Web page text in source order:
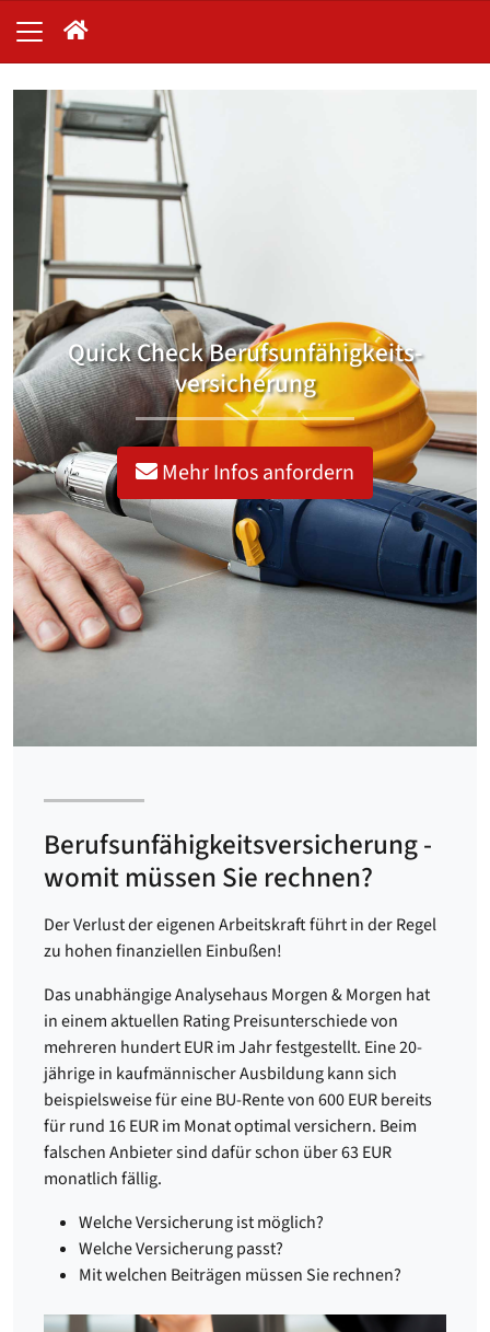
Quick Check Berufsunfähigkeits­
versicherung
Mehr Infos anfordern
Berufsunfähigkeits­versicherung -
womit müssen Sie rechnen?
Der Verlust der eigenen Arbeitskraft führt in der Regel
zu hohen finanziellen Einbußen!
Das unabhängige Analysehaus Morgen & Morgen hat
in einem aktuellen Rating Preisunterschiede von
mehreren hundert EUR im Jahr festgestellt. Eine 20-
jährige in kaufmännischer Ausbildung kann sich
beispielsweise für eine BU-Rente von 600 EUR bereits
für rund 16 EUR im Monat optimal versichern. Beim
falschen Anbieter sind dafür schon über 63 EUR
monatlich fällig.
Welche Versicherung ist möglich?
Welche Versicherung passt?
Mit welchen Beiträgen müssen Sie rechnen?